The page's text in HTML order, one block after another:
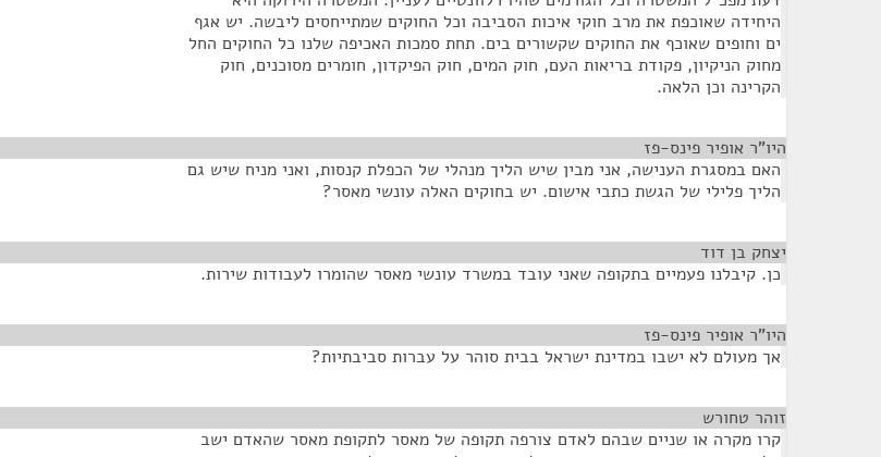
היחידה שאוכפת את מרב חוקי איכות הסביבה וכל החוקים שמתייחסים ליבשה. יש אגף
ים וחופים שאוכף את החוקים שקשורים בים. תחת סמכות האכיפה שלנו כל החוקים החל
מחוק הניקיון, פקודת בריאות העם, חוק המים, חוק הפיקדון, חומרים מסוכנים, חוק
הקרינה וכן הלאה.
היו"ר אופיר פינס-פז
האם במסגרת הענישה, אני מבין שיש הליך מנהלי של הכפלת קנסות, ואני מניח שיש גם
הליך פלילי של הגשת כתבי אישום. יש בחוקים האלה עונשי מאסר?
יצחק בן דוד
כן. קיבלנו פעמיים בתקופה שאני עובד במשרד עונשי מאסר שהומרו לעבודות שירות.
היו"ר אופיר פינס-פז
אך מעולם לא ישבו במדינת ישראל בבית סוהר על עברות סביבתיות?
זוהר טחורש
קרו מקרה או שניים שבהם לאדם צורפה תקופה של מאסר לתקופת מאסר שהאדם ישב